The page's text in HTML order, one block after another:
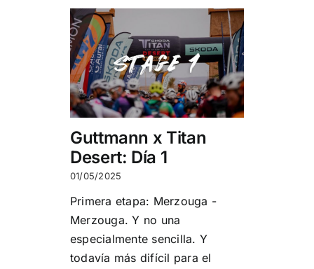
Guttmann x Titan
Desert: Día 1
01/05/2025
Primera etapa: Merzouga -
Merzouga. Y no una
especialmente sencilla. Y
todavía más difícil para el